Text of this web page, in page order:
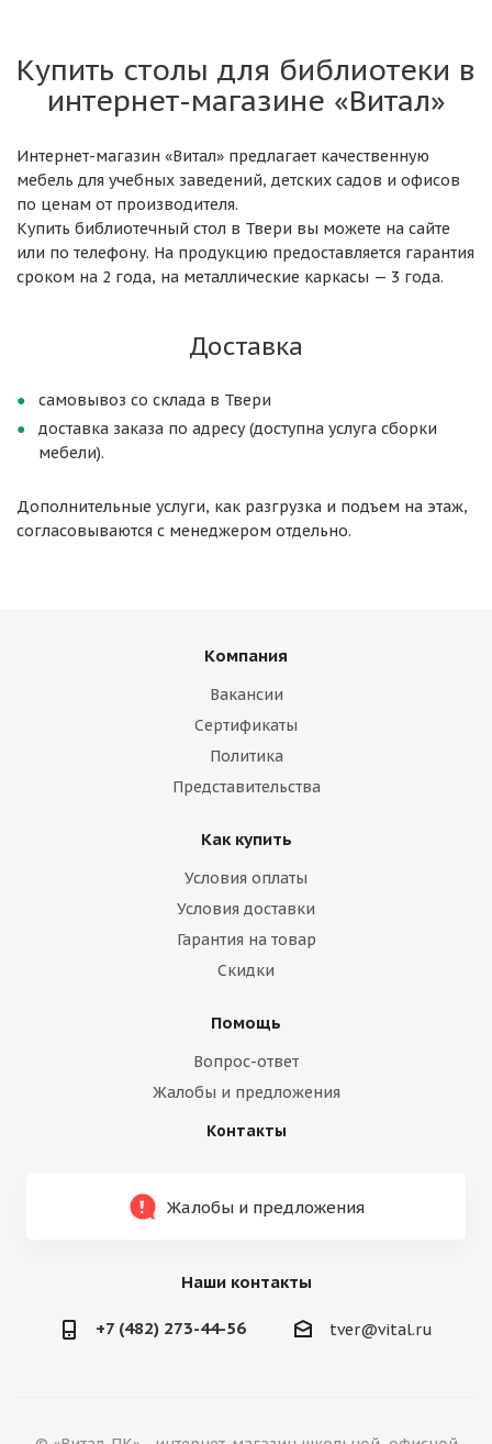
Купить столы для библиотеки в
интернет-магазине «Витал»
Интернет-магазин «Витал» предлагает качественную
мебель для учебных заведений, детских садов и офисов
по ценам от производителя.
Купить библиотечный стол в Твери вы можете на сайте
или по телефону. На продукцию предоставляется гарантия
сроком на 2 года, на металлические каркасы — 3 года.
Доставка
самовывоз со склада в Твери
доставка заказа по адресу (доступна услуга сборки
мебели).
Дополнительные услуги, как разгрузка и подъем на этаж,
согласовываются с менеджером отдельно.
Компания
Вакансии
Сертификаты
Политика
Представительства
Как купить
Условия оплаты
Условия доставки
Гарантия на товар
Скидки
Помощь
Вопрос-ответ
Жалобы и предложения
Контакты
Жалобы и предложения
Наши контакты
+7 (482) 273-44-56 tver@vital.ru